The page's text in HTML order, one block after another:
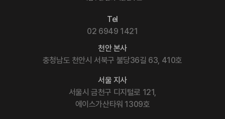
천안 본사
충청남도 천안시 서북구 불당36길 63, 410호
Tel
02 6949 1421
서울 지사
서울시 금천구 디지털로 121,
에이스가산타워 1309호